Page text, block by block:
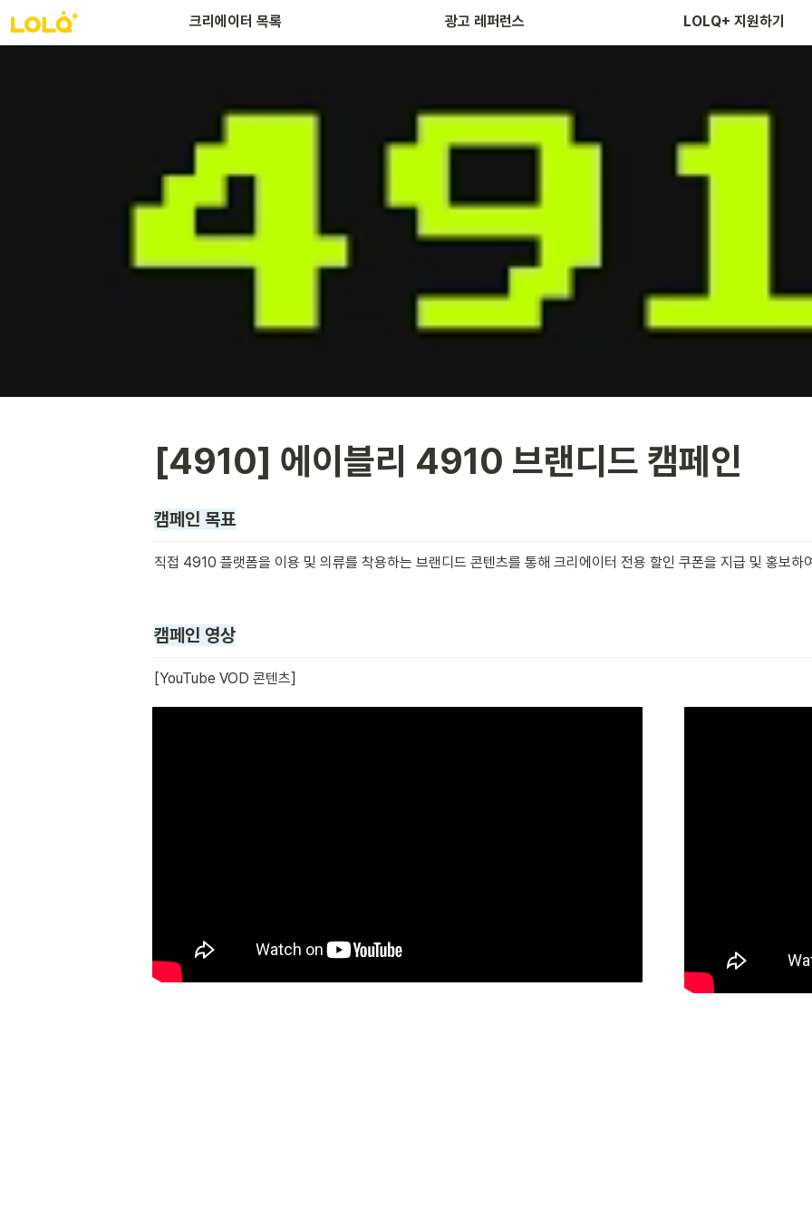
크리에이터 목록 광고 레퍼런스 LOLQ+ 지원하기
[4910] 에이블리 4910 브랜디드 캠페인
캠페인 목표
직접 4910 플랫폼을 이용 및 의류를 착용하는 브랜디드 콘텐츠를 통해 크리에이터 전용 할인 쿠폰을 지급 및 홍보하
캠페인 영상
[YouTube VOD 콘텐츠]